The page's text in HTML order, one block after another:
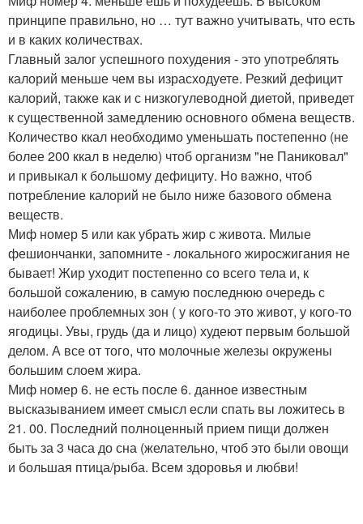
принципе правильно, но … тут важно учитывать, что есть
и в каких количествах.
Главный залог успешного похудения - это употреблять
калорий меньше чем вы израсходуете. Резкий дефицит
калорий, также как и с низкогулеводной диетой, приведет
к существенной замедлению основного обмена веществ.
Количество ккал необходимо уменьшать постепенно (не
более 200 ккал в неделю) чтоб организм "не Паниковал"
и привыкал к большому дефициту. Но важно, чтоб
потребление калорий не было ниже базового обмена
веществ.
Миф номер 5 или как убрать жир с живота. Милые
фешиончанки, запомните - локального жиросжигания не
бывает! Жир уходит постепенно со всего тела и, к
большой сожалению, в самую последнюю очередь с
наиболее проблемных зон ( у кого-то это живот, у кого-то
ягодицы. Увы, грудь (да и лицо) худеют первым большой
делом. А все от того, что молочные железы окружены
большим слоем жира.
Миф номер 6. не есть после 6. данное известным
высказыванием имеет смысл если спать вы ложитесь в
21. 00. Последний полноценный прием пищи должен
быть за 3 часа до сна (желательно, чтоб это были овощи
и большая птица/рыба. Всем здоровья и любви!